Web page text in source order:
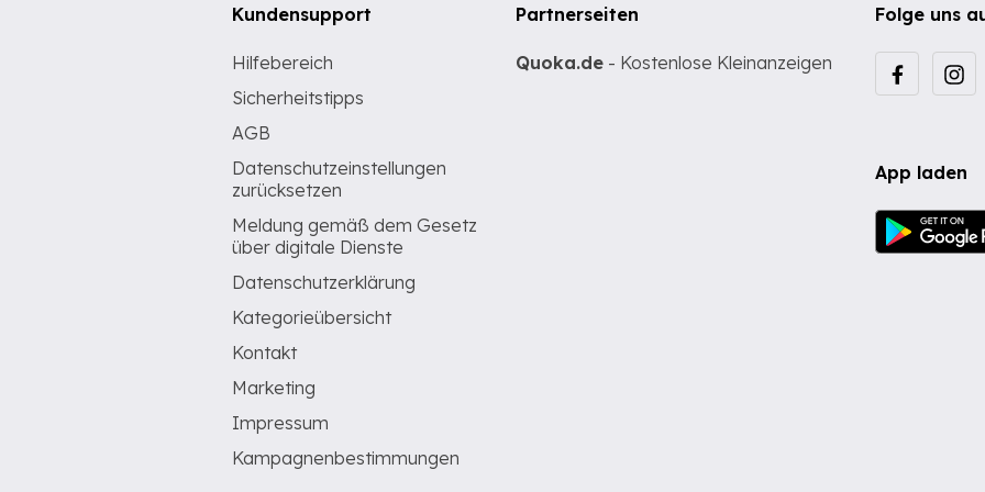
Folge uns
App laden
Kundensupport
Hilfebereich
Sicherheitstipps
AGB
Datenschutzeinstellungen
zurücksetzen
Meldung gemäß dem Gesetz
über digitale Dienste
Datenschutzerklärung
Kategorieübersicht
Kontakt
Marketing
Impressum
Kampagnenbestimmungen
Partnerseiten
Quoka.de - Kostenlose Kleinanzeigen